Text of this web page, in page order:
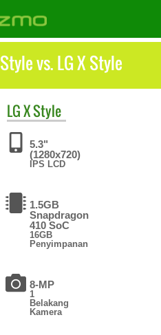
vs. LG X Style
LGX Style
5.3"
(1280x720)
IPS LCD
1.5GB
Snapdragon
410 SoC
16GB
Penyimpanan
8-MP
1
Belakang
Kamera